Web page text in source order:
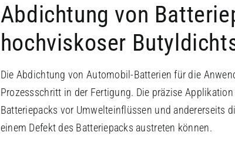
Abdichtung von
hochviskoser
Die Abdichtung von Automobil-Batterien für die
Prozessschritt in der Fertigung. Die präzise
Batteriepacks vor Umwelteinflüssen und andererseits
einem Defekt des Batteriepacks austreten können.